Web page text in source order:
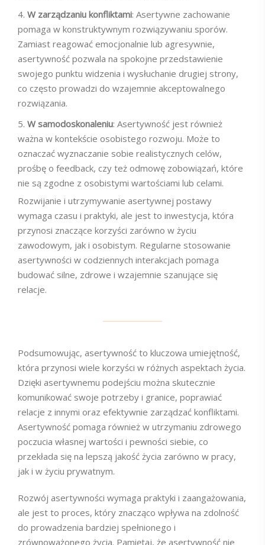
W zarządzaniu konfliktami: Asertywne zachowanie
pomaga w konstruktywnym rozwiązywaniu sporów.
Zamiast reagować emocjonalnie lub agresywnie,
asertywność pozwala na spokojne przedstawienie
swojego punktu widzenia i wysłuchanie drugiej strony,
co często prowadzi do wzajemnie akceptowalnego
rozwiązania.
W samodoskonaleniu: Asertywność jest również
ważna w kontekście osobistego rozwoju. Może to
oznaczać wyznaczanie sobie realistycznych celów,
prośbę o feedback, czy też odmowę zobowiązań, które
nie są zgodne z osobistymi wartościami lub celami.
Rozwijanie i utrzymywanie asertywnej postawy
wymaga czasu i praktyki, ale jest to inwestycja, która
przynosi znaczące korzyści zarówno w życiu
zawodowym, jak i osobistym. Regularne stosowanie
asertywności w codziennych interakcjach pomaga
budować silne, zdrowe i wzajemnie szanujące się
relacje.
Podsumowując, asertywność to kluczowa umiejętność,
która przynosi wiele korzyści w różnych aspektach życia.
Dzięki asertywnemu podejściu można skutecznie
komunikować swoje potrzeby i granice, poprawiać
relacje z innymi oraz efektywnie zarządzać konfliktami.
Asertywność pomaga również w utrzymaniu zdrowego
poczucia własnej wartości i pewności siebie, co
przekłada się na lepszą jakość życia zarówno w pracy,
jak i w życiu prywatnym.
Rozwój asertywności wymaga praktyki i zaangażowania,
ale jest to proces, który znacząco wpływa na zdolność
do prowadzenia bardziej spełnionego i
zrównoważonego życia. Pamiętaj, że asertywność nie